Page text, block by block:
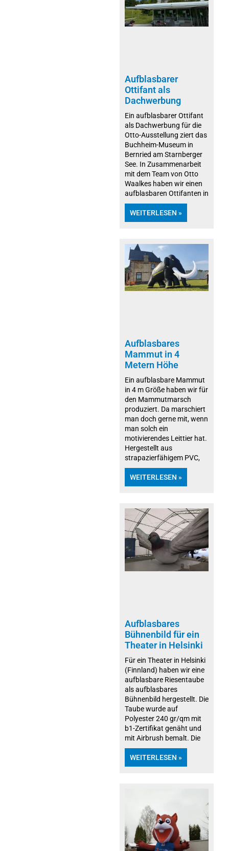
Aufblasbarer
Ottifant als
Dachwerbung
Ein aufblasbarer Ottifant
als Dachwerbung für die
Otto-Ausstellung ziert das
Buchheim-Museum in
Bernried am Starnberger
See. In Zusammenarbeit
mit dem Team von Otto
Waalkes haben wir einen
aufblasbaren Ottifanten in
WEITERLESEN »
Aufblasbares
Mammut in 4
Metern Höhe
Ein aufblasbare Mammut
in 4 m Größe haben wir für
den Mammutmarsch
produziert. Da marschiert
man doch gerne mit, wenn
man solch ein
motivierendes Leittier hat.
Hergestellt aus
strapazierfähigem PVC,
WEITERLESEN »
Aufblasbares
Bühnenbild für ein
Theater in Helsinki
Für ein Theater in Helsinki
(Finnland) haben wir eine
aufblasbare Riesentaube
als aufblasbares
Bühnenbild hergestellt. Die
Taube wurde auf
Polyester 240 gr/qm mit
b1-Zertifikat genäht und
mit Airbrush bemalt. Die
WEITERLESEN »